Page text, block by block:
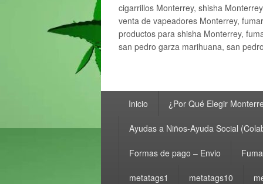
cigarrillos Monterrey, shisha
venta de vapeadores Monterrey,
productos para shisha Monterrey,
san pedro garza marihuana, san
principalInicio ¿Por Qué Elegir
Ayudas a Niños-Ayuda Social
Formas de pago – Envio
metatags1 metatags10